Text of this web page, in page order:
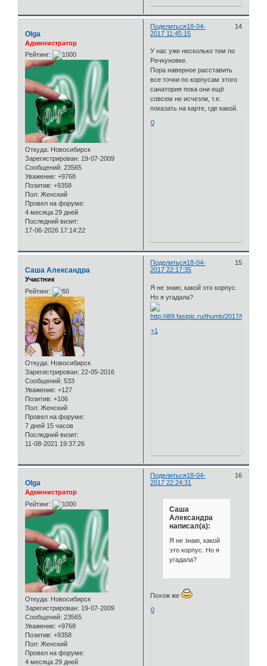
Поделиться 14
18-04-
2017 11:45:15
Olga
Администратор
Рейтинг:
Откуда: Новосибирск
Зарегистрирован: 19-07-2009
Сообщений: 23565
Уважение: +9768
Позитив: +9358
Пол: Женский
Провел на форуме:
4 месяца 29 дней
Последний визит:
17-06-2026 17:14:22
У нас уже несколько тем по
Речкуновке.
Пора наверное расставить
все точки по корпусам этого
санатория пока они ещё
совсем не исчезли, т.е.
показать на карте, где какой.
0
Поделиться 15
18-04-
2017 22:17:35
Саша Александра
Участник
Рейтинг:
Откуда: Новосибирск
Зарегистрирован: 22-05-2016
Сообщений: 533
Уважение: +127
Позитив: +106
Пол: Женский
Провел на форуме:
7 дней 15 часов
Последний визит:
11-08-2021 19:37:26
Я не знаю, какой это корпус.
Но я угадала?
+1
Поделиться 16
18-04-
2017 22:24:31
Olga
Администратор
Рейтинг:
Откуда: Новосибирск
Зарегистрирован: 19-07-2009
Сообщений: 23565
Уважение: +9768
Позитив: +9358
Пол: Женский
Провел на форуме:
4 месяца 29 дней
Саша
Александра
написал(а):
Я не знаю, какой
это корпус. Но я
угадала?
Похож же
0